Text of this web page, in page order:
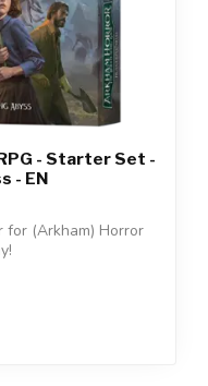
- Starter Set -
- EN
for (Arkham) Horror